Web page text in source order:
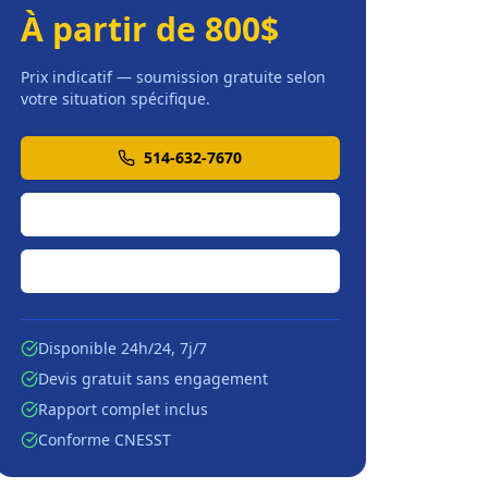
À partir de 800$
Prix indicatif — soumission gratuite selon
votre situation spécifique.
514-632-7670
Disponible 24h/24, 7j/7
Devis gratuit sans engagement
Rapport complet inclus
Conforme CNESST